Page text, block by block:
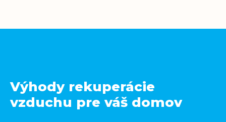
Výhody rekuperácie
vzduchu pre váš domov